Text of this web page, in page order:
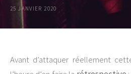
25 JANVIER 2020
Avant d’attaquer réellement